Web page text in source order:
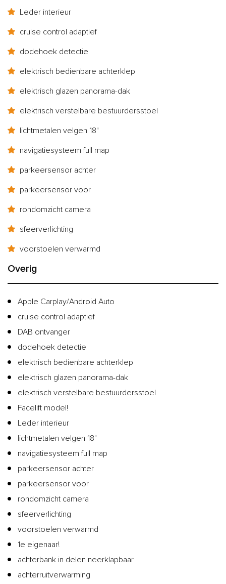
Leder interieur
cruise control adaptief
dodehoek detectie
elektrisch bedienbare achterklep
elektrisch glazen panorama-dak
elektrisch verstelbare bestuurdersstoel
lichtmetalen velgen 18"
navigatiesysteem full map
parkeersensor achter
parkeersensor voor
rondomzicht camera
sfeerverlichting
voorstoelen verwarmd
Overig
Apple Carplay/Android Auto
cruise control adaptief
DAB ontvanger
dodehoek detectie
elektrisch bedienbare achterklep
elektrisch glazen panorama-dak
elektrisch verstelbare bestuurdersstoel
Facelift model!
Leder interieur
lichtmetalen velgen 18"
navigatiesysteem full map
parkeersensor achter
parkeersensor voor
rondomzicht camera
sfeerverlichting
voorstoelen verwarmd
1e eigenaar!
achterbank in delen neerklapbaar
achterruitverwarming